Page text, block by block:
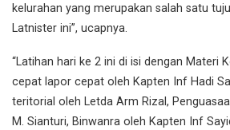
kelurahan yang merupakan salah satu
Latnister ini”, ucapnya.
“Latihan hari ke 2 ini di isi dengan Materi
cepat lapor cepat oleh Kapten Inf Hadi
teritorial oleh Letda Arm Rizal,
M. Sianturi, Binwanra oleh Kapten Inf